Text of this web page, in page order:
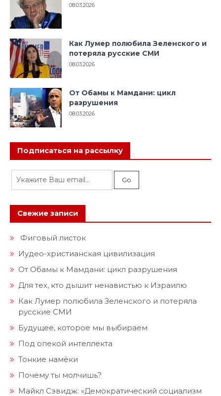
08.03.2026
Как Лумер полюбила Зеленского и
потеряла русские СМИ
08.03.2026
От Обамы к Мамдани: цикл
разрушения
08.03.2026
Подписаться на рассылку
Свежие записи
Фиговый листок
Иудео-христианская цивилизация
От Обамы к Мамдани: цикл разрушения
Для тех, кто дышит ненавистью к Израилю
Как Лумер полюбила Зеленского и потеряла
русские СМИ
Будущее, которое мы выбираем
Под опекой интеллекта
Тонкие намёки
Почему ты молчишь?
Майкл Сэвидж: «Демократический социализм